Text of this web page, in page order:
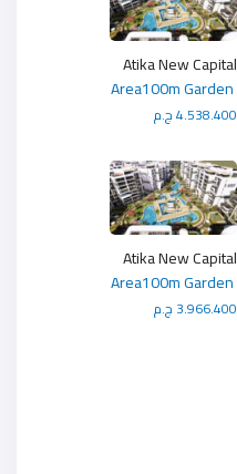
Atika New Capital
4.538.400 ج.م
Atika New Capital
3.966.400 ج.م